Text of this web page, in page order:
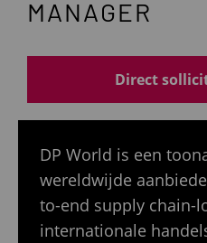
MANAGER
Direct
DP World is een
wereldwijde
to-end supply chain-
internationale